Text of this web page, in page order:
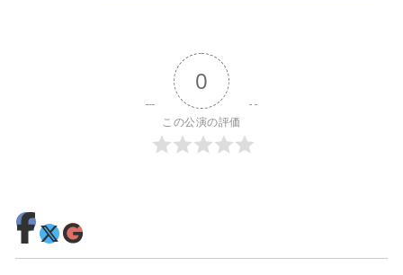
0
この公演の評価